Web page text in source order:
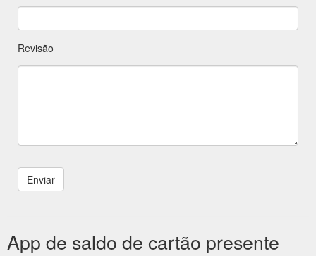
Revisão
App de saldo de cartão presente